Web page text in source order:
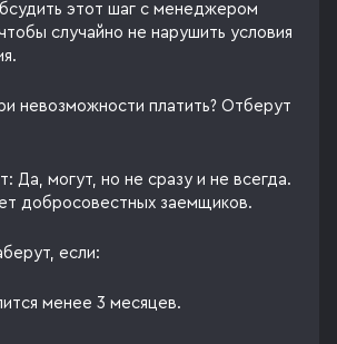
этот шаг с менеджером
случайно не нарушить условия
невозможности платить? Отберут
Да, могут, но не сразу и не всегда.
добросовестных заемщиков.
если:
менее 3 месяцев.